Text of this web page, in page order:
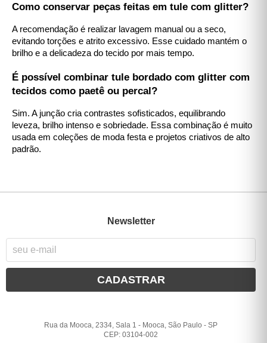
Como conservar peças feitas em tule com glitter?
A recomendação é realizar lavagem manual ou a seco,
evitando torções e atrito excessivo. Esse cuidado mantém o
brilho e a delicadeza do tecido por mais tempo.
É possível combinar tule bordado com glitter com
tecidos como paetê ou percal?
Sim. A junção cria contrastes sofisticados, equilibrando
leveza, brilho intenso e sobriedade. Essa combinação é muito
usada em coleções de moda festa e projetos criativos de alto
padrão.
Newsletter
CADASTRAR
Rua da Mooca, 2334, Sala 1 - Mooca, São Paulo -SP
CEP: 03104-002